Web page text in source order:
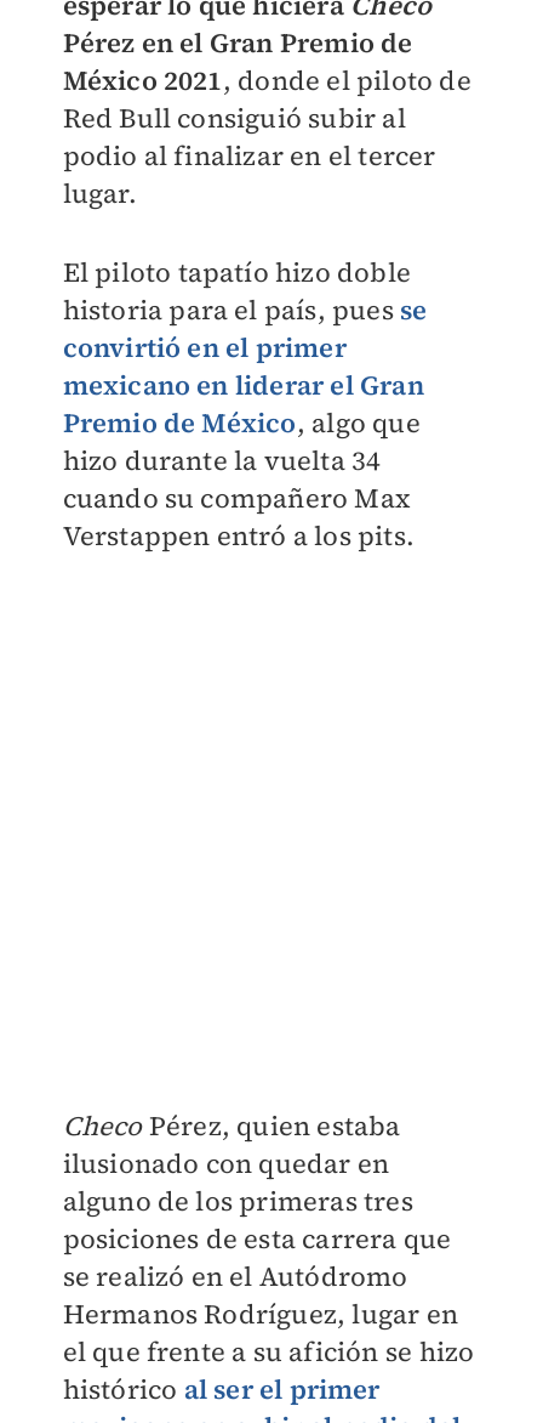
Pérez en el Gran Premio de
México 2021, donde el piloto de
Red Bull consiguió subir al
podio al finalizar en el tercer
lugar.
El piloto tapatío hizo doble
historia para el país, pues se
convirtió en el primer
mexicano en liderar el Gran
Premio de México, algo que
hizo durante la vuelta 34
cuando su compañero Max
Verstappen entró a los pits.
ChecoPérez, quien estaba
ilusionado con quedar en
alguno de los primeras tres
posiciones de esta carrera que
se realizó en el Autódromo
Hermanos Rodríguez, lugar en
el que frente a su afición se hizo
histórico al ser el primer